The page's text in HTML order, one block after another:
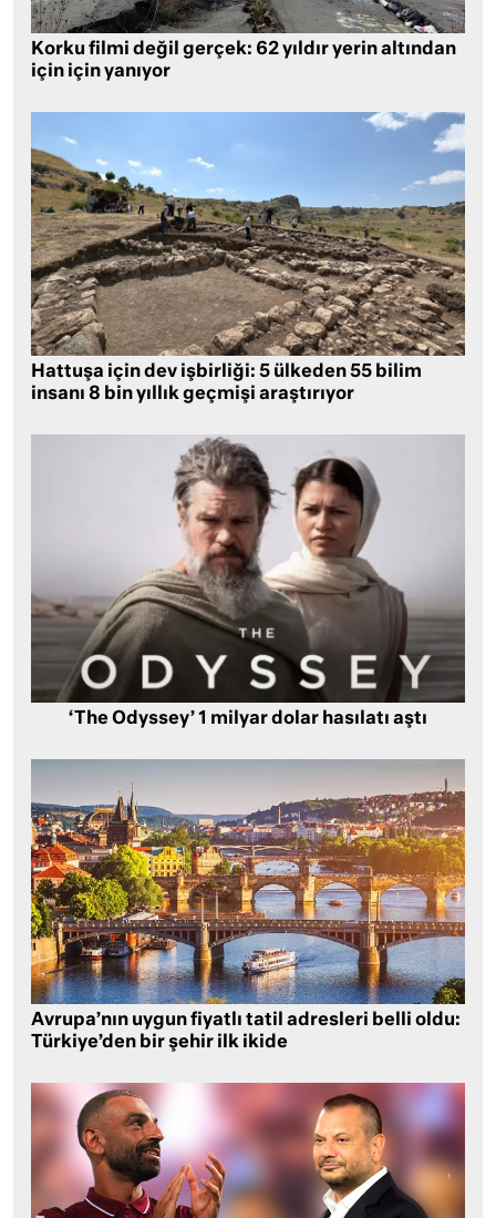
Korku filmi değil gerçek: 62 yıldır yerin altından
için için yanıyor
Hattuşa için dev işbirliği: 5 ülkeden 55 bilim
insanı 8 bin yıllık geçmişi araştırıyor
‘The Odyssey’ 1 milyar dolar hasılatı aştı
Avrupa’nın uygun fiyatlı tatil adresleri belli oldu:
Türkiye’den bir şehir ilk ikide